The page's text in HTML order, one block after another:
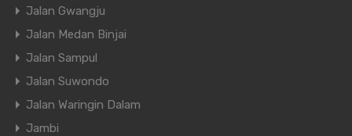
Jalan Gwangju
Jalan Medan Binjai
Jalan Sampul
Jalan Suwondo
Jalan Waringin Dalam
Jambi